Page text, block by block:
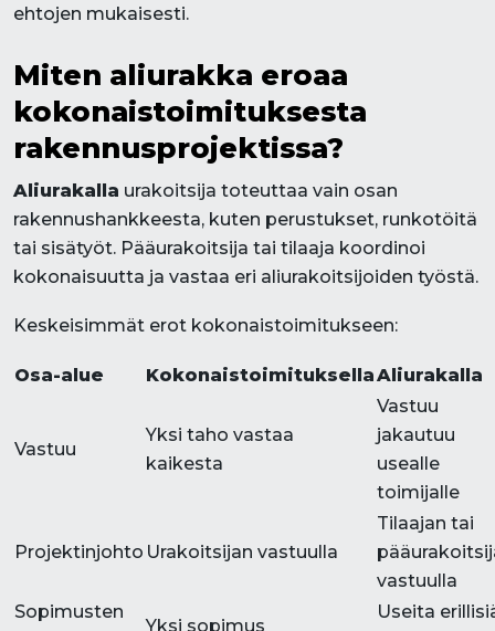
ehtojen mukaisesti.
Miten aliurakka eroaa
kokonaistoimituksesta
rakennusprojektissa?
Aliurakalla urakoitsija toteuttaa vain osan
rakennushankkeesta, kuten perustukset, runkotöitä
tai sisätyöt. Pääurakoitsija tai tilaaja koordinoi
kokonaisuutta ja vastaa eri aliurakoitsijoiden työstä.
Keskeisimmät erot kokonaistoimitukseen:
Osa-alue KokonaistoimituksellaAliurakalla
Vastuu
Yksi taho vastaa
kaikesta
Vastuu
jakautuu
usealle
toimijalle
Projektinjohto Urakoitsijan vastuulla
Tilaajan tai
vastuulla
Sopimusten
Yksi sopimus
Useita